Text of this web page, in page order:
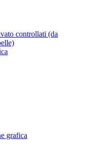
controllati (da
grafica